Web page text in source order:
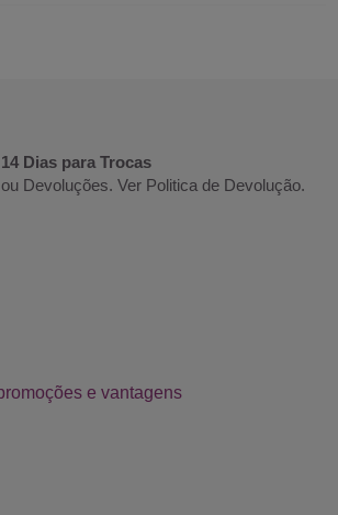
14 Dias para Trocas
ou Devoluções. Ver Politica de Devolução.